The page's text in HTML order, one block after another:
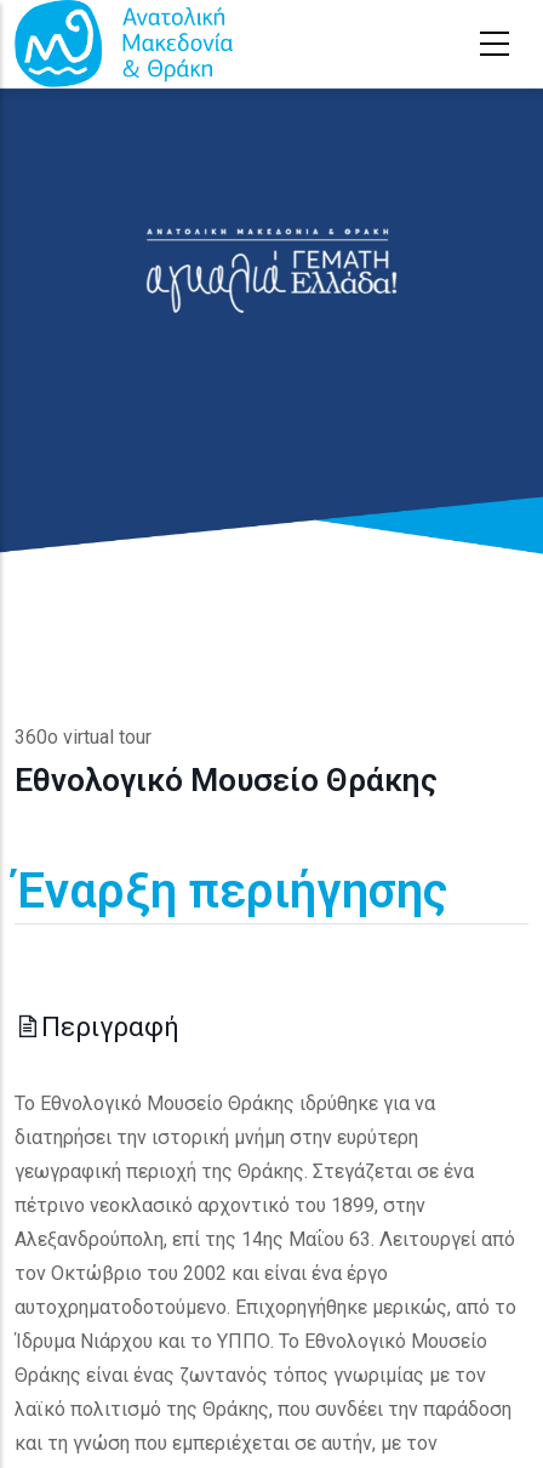
Παράκαμψη προς το κυρίως περιεχόμενο
Αρχική
360o virtual tour
Εθνολογικό Μουσείο Θράκης
Έναρξη περιήγησης
Περιγραφή
Το Εθνολογικό Μουσείο Θράκης ιδρύθηκε για να
διατηρήσει την ιστορική μνήμη στην ευρύτερη
γεωγραφική περιοχή της Θράκης. Στεγάζεται σε ένα
πέτρινο νεοκλασικό αρχοντικό του 1899, στην
Αλεξανδρούπολη, επί της 14ης Μαΐου 63. Λειτουργεί από
τον Οκτώβριο του 2002 και είναι ένα έργο
αυτοχρηματοδοτούμενο. Επιχορηγήθηκε μερικώς, από το
Ίδρυμα Νιάρχου και το ΥΠΠΟ. Το Εθνολογικό Μουσείο
Θράκης είναι ένας ζωντανός τόπος γνωριμίας με τον
λαϊκό πολιτισμό της Θράκης, που συνδέει την παράδοση
και τη γνώση που εμπεριέχεται σε αυτήν, με τον